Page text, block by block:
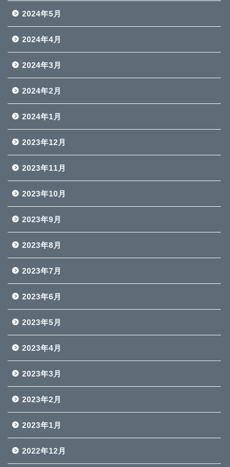
2024年5月
2024年4月
2024年3月
2024年2月
2024年1月
2023年12月
2023年11月
2023年10月
2023年9月
2023年8月
2023年7月
2023年6月
2023年5月
2023年4月
2023年3月
2023年2月
2023年1月
2022年12月